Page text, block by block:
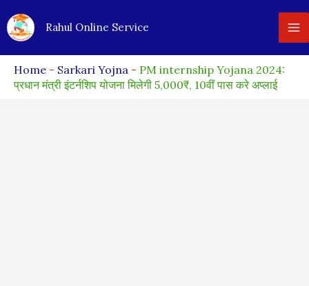
to
Rahul Online Service
Home - Sarkari Yojna - PM internship Yojana 2024:
प्रधान मंत्री इंटर्नशिप योजना मिलेगी 5,000₹, 10वीं पास करे अप्लाई